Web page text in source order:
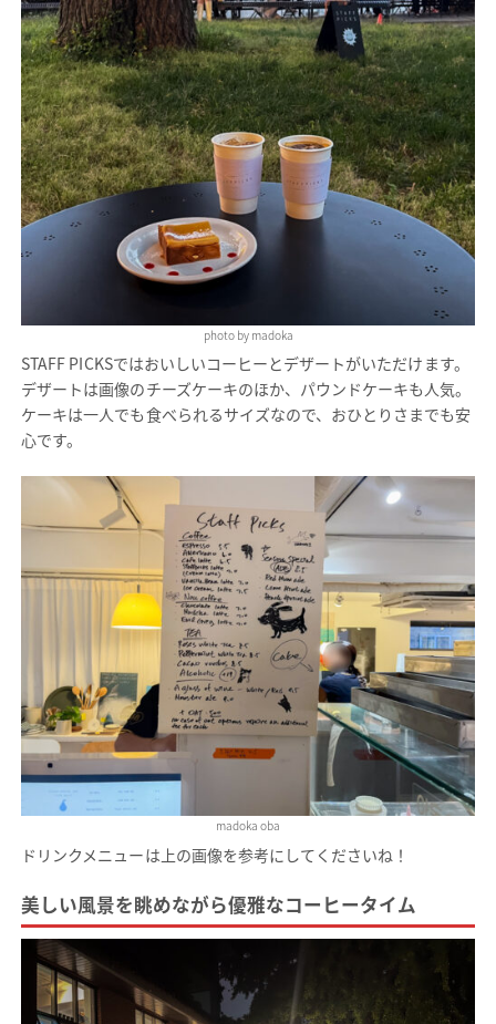
photo by madoka
STAFF PICKSではおいしいコーヒーとデザートがいただけます。
デザートは画像のチーズケーキのほか、パウンドケーキも人気。
ケーキは一人でも食べられるサイズなので、おひとりさまでも安
心です。
madoka oba
ドリンクメニューは上の画像を参考にしてくださいね！
美しい風景を眺めながら優雅なコーヒータイム